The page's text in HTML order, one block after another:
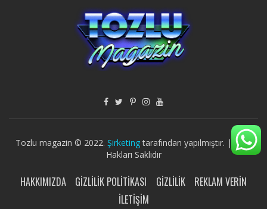
Tozlu magazin © 2022. Şirketingtarafından yapılmıştır. | Tüm
Hakları Saklıdır
HAKKIMIZDA GIZLILIK POLITIKASI GIZLILIK
REKLAM VERIN
İLETIŞIM